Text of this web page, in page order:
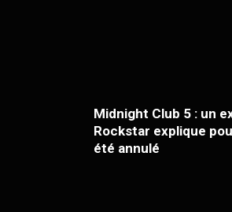
Midnight Club 5 : un
Rockstar explique
été annulé